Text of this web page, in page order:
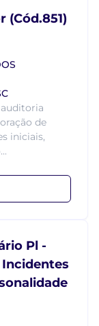
(Cód.851)
de
iniciais,
Pl -
Incidentes